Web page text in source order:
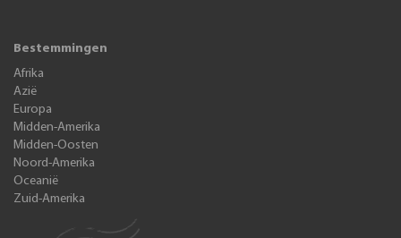
Bestemmingen
Afrika
Azië
Europa
Midden-Amerika
Midden-Oosten
Noord-Amerika
Oceanië
Zuid-Amerika